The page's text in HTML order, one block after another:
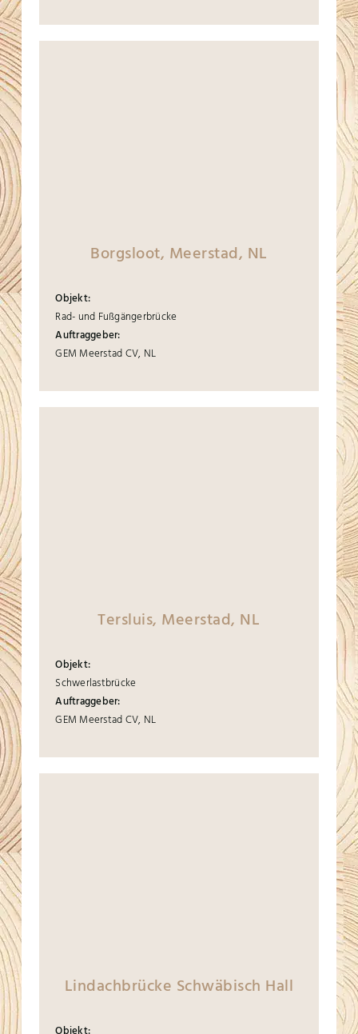
Borgsloot, Meerstad, NL
Objekt:
Rad- und Fußgängerbrücke
Auftraggeber:
GEM Meerstad CV, NL
Tersluis, Meerstad, NL
Objekt:
Schwerlastbrücke
Auftraggeber:
GEM Meerstad CV, NL
Lindachbrücke Schwäbisch Hall